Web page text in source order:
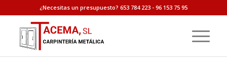
¿Necesitas un presupuesto? 653 784 223 - 96 153 75 95